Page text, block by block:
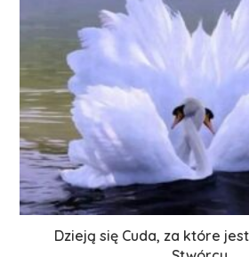
Dzieją się Cuda, za które